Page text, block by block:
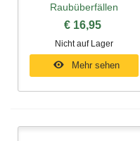
Raubüberfällen
€ 16,95
Nicht auf Lager
Mehr sehen